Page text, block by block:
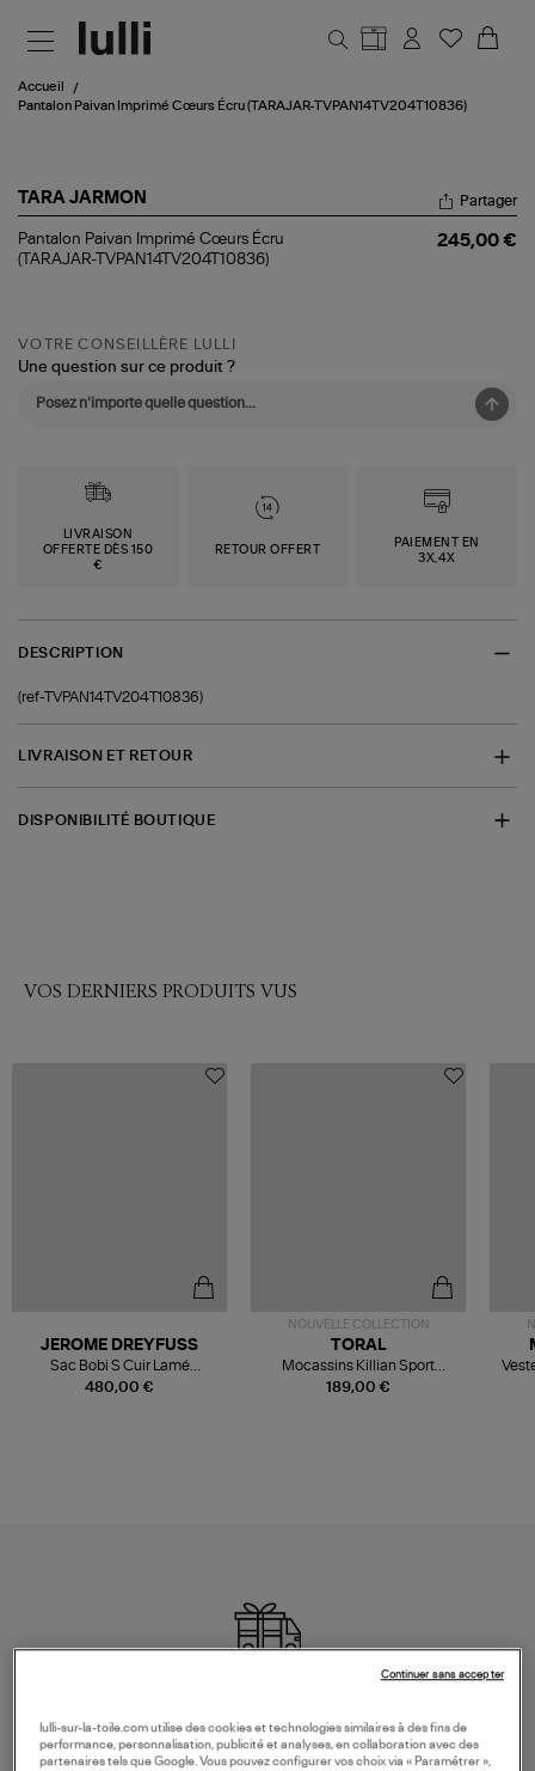
Accueil
Pantalon Paivan Imprimé Cœurs Écru (TARAJAR-TVPAN14TV204T10836)
TARA JARMON
Pantalon
Paivan
TVPAN14TV204T10836)
Partager
Pantalon Paivan Imprimé Cœurs Écru
(TARAJAR-TVPAN14TV204T10836)
245,00 €
VOTRE CONSEILLÈRE LULLI
Une question sur ce produit ?
LIVRAISON
OFFERTE DÈS 150
€
RETOUR OFFERT
PAIEMENT EN
3X,4X
DESCRIPTION
(ref-TVPAN14TV204T10836)
LIVRAISON ET RETOUR
DISPONIBILITÉ BOUTIQUE
VOS DERNIERS PRODUITS VUS
480,00 €
JEROME DREYFUSS
Sac Bobi S Cuir Lamé
Champagne
NOUVELLE COLLECTION
189,00 €
TORAL
Mocassins Killian Sport
Mousse
lulli-sur-la-toile.com utilise des cookies et technologies similaires à des fins de
performance, personnalisation, publicité et analyses, en collaboration avec des
partenaires tels que Google. Vous pouvez configurer vos choix via « Paramétrer »,
Continuer sans accepter